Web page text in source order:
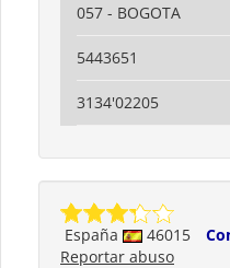
057 - BOGOTA
5443651
3134'02205
España 46015
Reportar abuso